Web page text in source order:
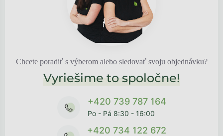
Chcete poradiť s výberom alebo sledovať svoju objednávku?
Vyriešime to spoločne!
+420 739 787 164
Po - Pá 8:30 - 16:00
+420 734 122 672